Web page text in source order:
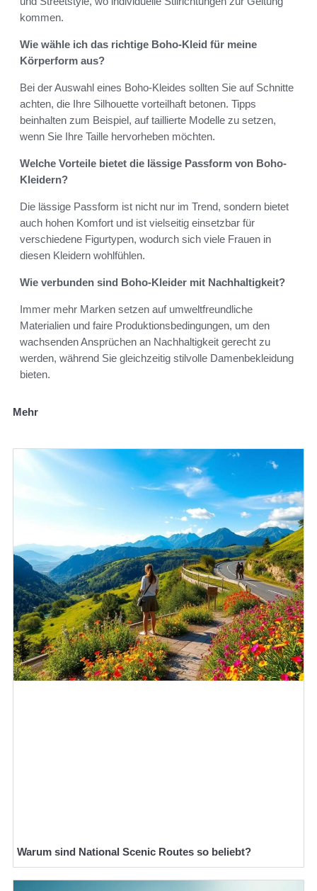
kommen.
Wie wähle ich das richtige Boho-Kleid für meine
Körperform aus?
Bei der Auswahl eines Boho-Kleides sollten Sie auf Schnitte
achten, die Ihre Silhouette vorteilhaft betonen. Tipps
beinhalten zum Beispiel, auf taillierte Modelle zu setzen,
wenn Sie Ihre Taille hervorheben möchten.
Welche Vorteile bietet die lässige Passform von Boho-
Kleidern?
Die lässige Passform ist nicht nur im Trend, sondern bietet
auch hohen Komfort und ist vielseitig einsetzbar für
verschiedene Figurtypen, wodurch sich viele Frauen in
diesen Kleidern wohlfühlen.
Wie verbunden sind Boho-Kleider mit Nachhaltigkeit?
Immer mehr Marken setzen auf umweltfreundliche
Materialien und faire Produktionsbedingungen, um den
wachsenden Ansprüchen an Nachhaltigkeit gerecht zu
werden, während Sie gleichzeitig stilvolle Damenbekleidung
bieten.
Mehr
Warum sind National Scenic Routes so beliebt?